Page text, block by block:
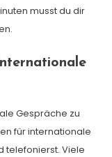
musst du dir
Gespräche zu
für internationale
telefonierst. Viele